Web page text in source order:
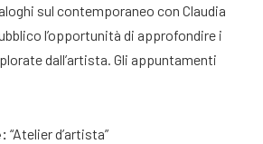
sul contemporaneo con Claudia
l’opportunità di approfondire i
dall’artista. Gli appuntamenti
“Atelier d’artista”